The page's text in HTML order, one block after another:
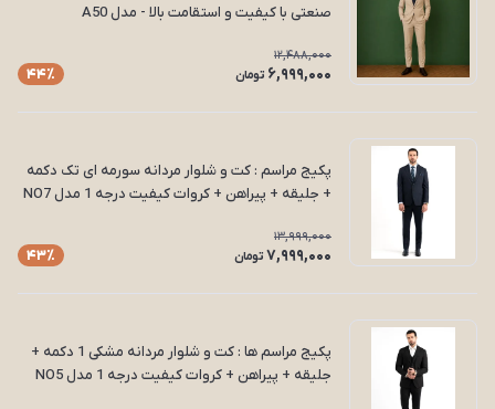
صنعتی با کیفیت و استقامت بالا - مدل A50
12,488,000
6,999,000 تومان 44٪
پکیج مراسم : کت و شلوار مردانه سورمه ای تک دکمه
+ جلیقه + پیراهن + کروات کیفیت درجه 1 مدل NO7
13,999,000
7,999,000 تومان 43٪
پکیج مراسم ها : کت و شلوار مردانه مشکی 1 دکمه +
جلیقه + پیراهن + کروات کیفیت درجه 1 مدل NO5